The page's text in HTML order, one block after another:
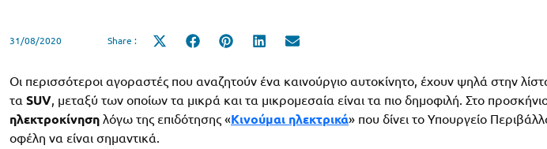
31/08/2020 Share :
Share
Share
Share
Share
Οι περισσότεροι αγοραστές που αναζητούν ένα καινούργιο αυτοκίνητο, έχουν ψηλά στην
τα SUV, μεταξύ των οποίων τα μικρά και τα μικρομεσαία είναι τα πιο δημοφιλή. Στο
ηλεκτροκίνηση λόγω της επιδότησης «Κινούμαι ηλεκτρικά» που δίνει το Υπουργείο
οφέλη να είναι σημαντικά.